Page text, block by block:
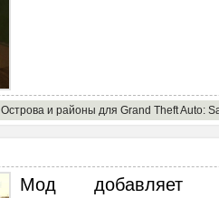
Острова и районы для Grand Theft Auto:
Мод добавляет